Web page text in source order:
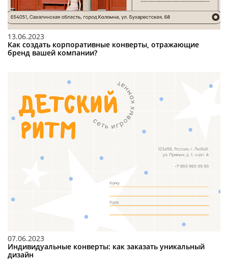
13.06.2023
Как создать корпоративные конверты, отражающие
бренд вашей компании?
07.06.2023
Индивидуальные конверты: как заказать уникальный
дизайн